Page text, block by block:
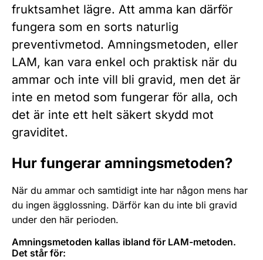
fruktsamhet lägre. Att amma kan därför
fungera som en sorts naturlig
preventivmetod. Amningsmetoden, eller
LAM, kan vara enkel och praktisk när du
ammar och inte vill bli gravid, men det är
inte en metod som fungerar för alla, och
det är inte ett helt säkert skydd mot
graviditet.
Hur fungerar amningsmetoden?
När du ammar och samtidigt inte har någon mens har
du ingen ägglossning. Därför kan du inte bli gravid
under den här perioden.
Amningsmetoden kallas ibland för LAM-metoden.
Det står för: